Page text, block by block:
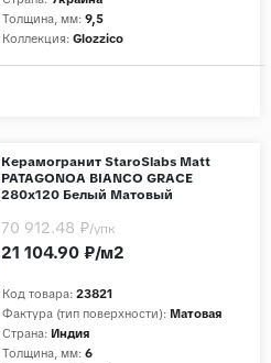
Толщина, мм: 9,5
Коллекция: Glozzico
Керамогранит StaroSlabs Matt
PATAGONOA BIANCO GRACE
280x120 Белый Матовый
Код товара: 23821
Фактура (тип поверхности): Матовая
Страна: Индия
Толщина, мм: 6
21 104.90 ₽/м2
70 912.48 ₽/упк